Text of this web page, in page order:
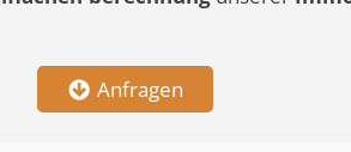
Anfragen